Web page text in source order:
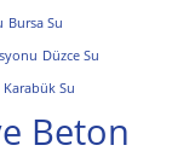
Bursa Su
Düzce Su
Karabük Su
Beton